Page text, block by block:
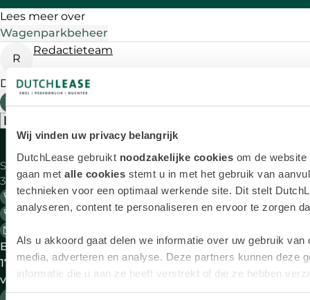
Wij vinden uw privacy belangrijk
DutchLease gebruikt noodzakelijke cookies om de
gaan met alle cookies stemt u in met het gebruik van
technieken voor een optimaal werkende site. Dit stelt
analyseren, content te personaliseren en ervoor te zorgen
Als u akkoord gaat delen we informatie over uw gebruik
media, adverteren en analyse. Deze partners kunnen deze
informatie die u aan ze heeft verstrekt of die ze hebben
Lees meer over
Wagenparkbeheer
R
Redactieteam
Delen
Saturnus 1
3824 ME Amersfoort
033 - 45 49 540 Algemeen
033 - 45 49 550 Berijdersdesk 24/7
Bereikbaar op werkdagen 08:00-
17:30 uur DutchLease is onderdeel
van VWPFS
Elektrische
auto's